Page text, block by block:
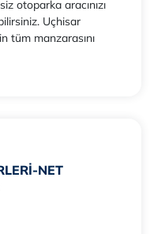
otoparka aracınızı
Uçhisar
tüm manzarasını
NET